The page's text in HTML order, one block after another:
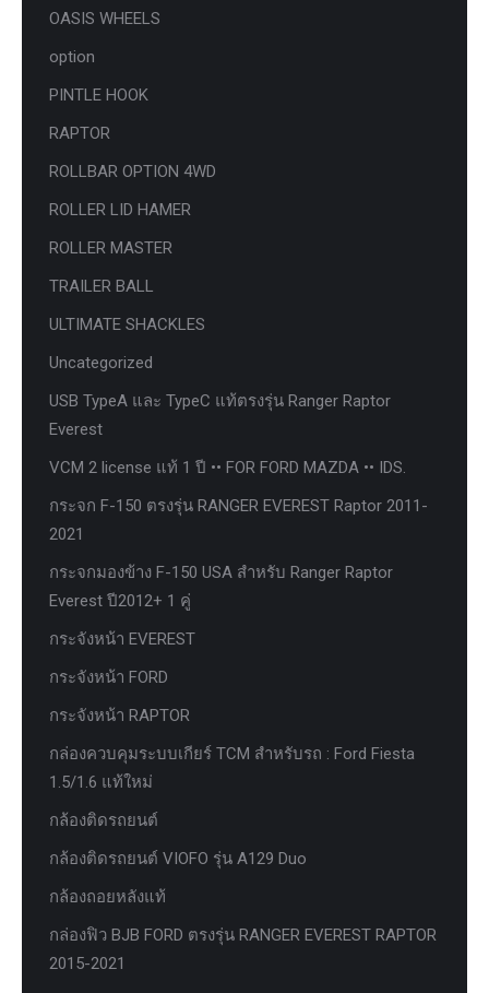
OASIS WHEELS
option
PINTLE HOOK
RAPTOR
ROLLBAR OPTION 4WD
ROLLER LID HAMER
ROLLER MASTER
TRAILER BALL
ULTIMATE SHACKLES
Uncategorized
USB TypeA และ TypeC แท้ตรงรุ่น Ranger Raptor
Everest
VCM 2 license แท้ 1 ปี •• FOR FORD MAZDA •• IDS.
กระจก F-150 ตรงรุ่น RANGER EVEREST Raptor 2011-
2021
กระจกมองข้าง F-150 USA สำหรับ Ranger Raptor
Everest ปี2012+ 1 คู่
กระจังหน้า EVEREST
กระจังหน้า FORD
กระจังหน้า RAPTOR
กล่องควบคุมระบบเกียร์ TCM สำหรับรถ : Ford Fiesta
1.5/1.6 แท้ใหม่
กล้องติดรถยนต์
กล้องติดรถยนต์ VIOFO รุ่น A129 Duo
กล้องถอยหลังแท้
กล่องฟิว BJB FORD ตรงรุ่น RANGER EVEREST RAPTOR
2015-2021